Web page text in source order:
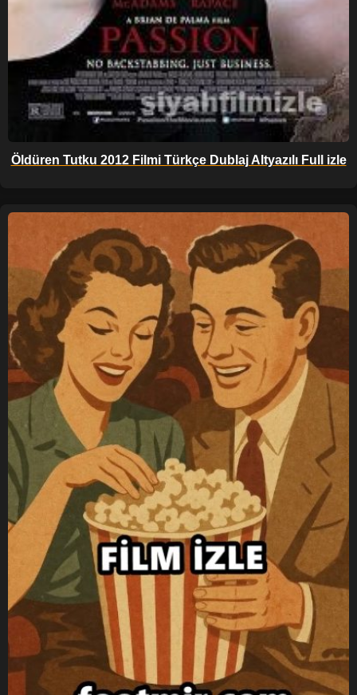
Öldüren Tutku 2012 Filmi Türkçe Dublaj Altyazılı Full izle